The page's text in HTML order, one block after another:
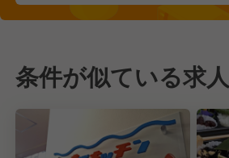
条件が似ている求人